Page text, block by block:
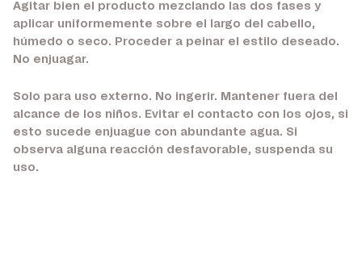
Agitar bien el producto mezclando las dos fases y
aplicar uniformemente sobre el largo del cabello,
húmedo o seco. Proceder a peinar el estilo deseado.
No enjuagar.
Solo para uso externo. No ingerir. Mantener fuera del
alcance de los niños. Evitar el contacto con los ojos, si
esto sucede enjuague con abundante agua. Si
observa alguna reacción desfavorable, suspenda su
uso.